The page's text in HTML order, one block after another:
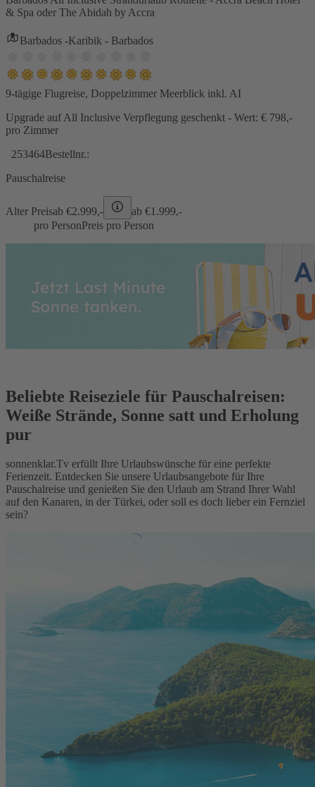
& Spa oder The Abidah by Accra
Barbados -Karibik - Barbados
9-tägige Flugreise, Doppelzimmer Meerblick inkl. AI
Upgrade auf All Inclusive Verpflegung geschenkt - Wert: € 798,-
pro Zimmer
253464Bestellnr.:
Pauschalreise
Alter Preisab €2.999,- ab €1.999,-
pro PersonPreis pro Person
Beliebte Reiseziele für Pauschalreisen:
Weiße Strände, Sonne satt und Erholung
pur
sonnenklar.Tv erfüllt Ihre Urlaubswünsche für eine perfekte
Ferienzeit. Entdecken Sie unsere Urlaubsangebote für Ihre
Pauschalreise und genießen Sie den Urlaub am Strand Ihrer Wahl
auf den Kanaren, in der Türkei, oder soll es doch lieber ein Fernziel
sein?